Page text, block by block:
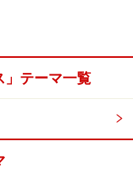
」テーマ一覧